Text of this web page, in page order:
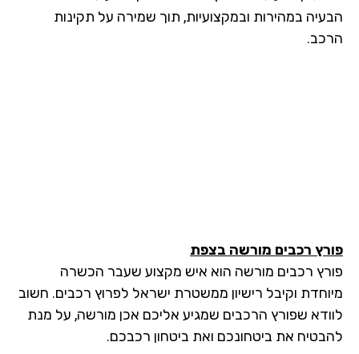
במהירות ובמקצועיות, תוך שמירה על תקינות
רכבים מורשהבצפת
רכבים מורשה הוא איש מקצוע שעבר הכשרה
וקיבל רישיון ממשטרת ישראל לפרוץ רכבים. חשוב
שפורץ הרכבים שמגיע אליכם אכן מורשה, על מנת
את ביטחונכם ואת ביטחון רכבכם.